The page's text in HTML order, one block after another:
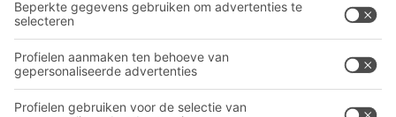
Bakken en bakken
Transportsystemen
Onze diensten
BITO PROJECTGIDS
Contactformulier
Bedrijf Volg ons